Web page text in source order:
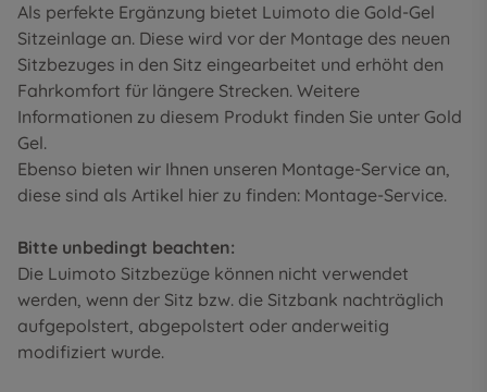
Als perfekte Ergänzung bietet Luimoto die Gold-Gel
Sitzeinlage an. Diese wird vor der Montage des neuen
Sitzbezuges in den Sitz eingearbeitet und erhöht den
Fahrkomfort für längere Strecken. Weitere
Informationen zu diesem Produkt finden Sie unter Gold
Gel.
Ebenso bieten wir Ihnen unseren Montage-Service an,
diese sind als Artikel hier zu finden: Montage-Service.
Bitte unbedingt beachten:
Die Luimoto Sitzbezüge können nicht verwendet
werden, wenn der Sitz bzw. die Sitzbank nachträglich
aufgepolstert, abgepolstert oder anderweitig
modifiziert wurde.